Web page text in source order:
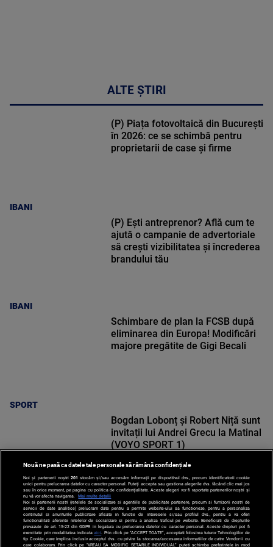
ALTE ȘTIRI
IBANI
(P) Piața fotovoltaică din București
în 2026: ce se schimbă pentru
proprietarii de case și firme
IBANI
(P) Ești antreprenor? Află cum te
ajută o campanie de advertoriale
să crești vizibilitatea și încrederea
brandului tău
SPORT
Schimbare de plan la FCSB după
eliminarea din Europa! Modificări
majore pregătite de Gigi Becali
SPORT
Bogdan Lobonț și Robert Niță sunt
invitații lui Andrei Grecu la Matinal
(VOYO SPORT 1)
Nouă ne pasă ca datele tale personale să rămână confidențiale
Noi și partenerii noștri 201 stocăm și/sau accesăm informații pe dispozitivul dvs., precum identificatorii cookie
unici pentru prelucrarea datelor cu caracter personal. Puteți accepta sau gestiona alegerile dvs. făcând clic mai jos
sau în orice moment, pe pagina cu politica de confidențialitate. Aceste alegeri vor fi raportate partenerilor noștri și
nu vă vor afecta navigarea.
Mai multe detalii
Noi si partenerii nostri (retelele de socializare si agentiile de publicitate partenere, precum si furnizorii nostri de
servicii de date analitice) prelucram date pentru a permite website-ului sa functioneze, pentru a personaliza
continutul si anunturile publicitare afisate in functie de interesele si/sau profilul dvs., pentru a va oferi
functionalitati aferente retelelor de socializare si pentru a analiza traficul pe website. Beneficiati de drepturile
prevazute de art. 15-22 din GDPR in legatura cu prelucrarea datelor cu caracter personal. Aceste drepturi pot fi
exercitate prin modalitatea indicataaici . Prin click pe “ACCEPT TOATE”, acceptati folosirea tuturor Tehnologiilor de
tip Cookie, care implica inclusiv acceptul dvs. cu privire la stocarea/accesarea informatiilor de catre Vendor-ii cu
care colaboram. Prin click pe “VREAU SA MODIFIC SETARILE INDIVIDUAL” puteti schimba preferintele in mod